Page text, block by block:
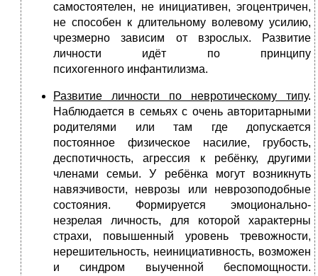
самостоятелен, не инициативен, эгоцентричен,
не способен к длительному волевому усилию,
чрезмерно зависим от взрослых. Развитие
личности идёт по принципу
психогенного инфантилизма.
Развитие личности по невротическому типу.
Наблюдается в семьях с очень авторитарными
родителями или там где допускается
постоянное физическое насилие, грубость,
деспотичность, агрессия к ребёнку, другими
членами семьи. У ребёнка могут возникнуть
навязчивости, неврозы или неврозоподобные
состояния. Формируется эмоционально-
незрелая личность, для которой характерны
страхи, повышенный уровень тревожности,
нерешительность, неинициативность, возможен
и синдром выученной беспомощности.